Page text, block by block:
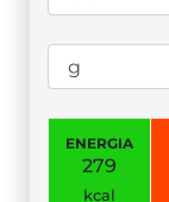
ENERGIA
279
kcal